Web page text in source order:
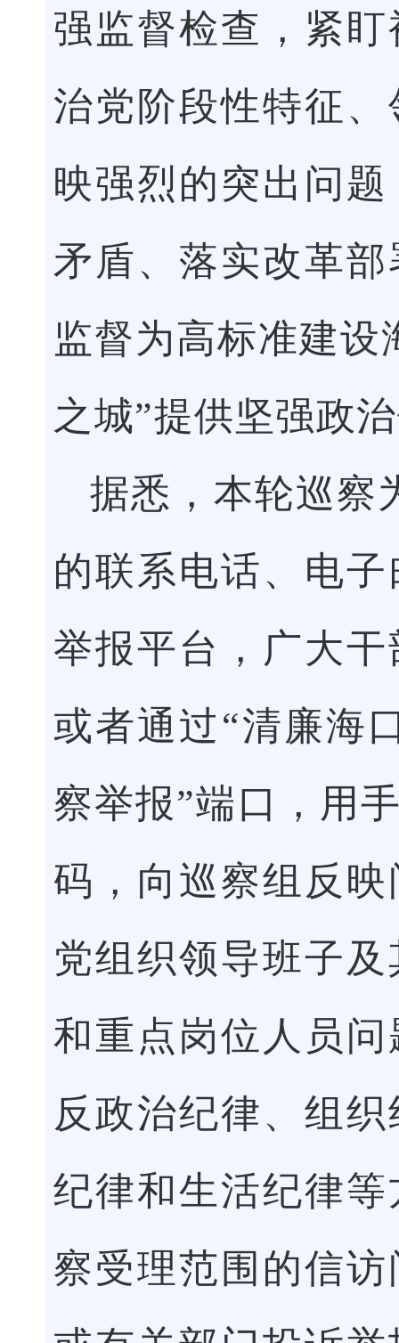
强监督检查，紧
治党阶段性特征
映强烈的突出问
矛盾、落实改革
监督为高标准建设
之城”提供坚强政
据悉，本轮巡察
的联系电话、电
举报平台，广大
或者通过“清廉海
察举报”端口，用
码，向巡察组反
党组织领导班子
和重点岗位人员
反政治纪律、组
纪律和生活纪律
察受理范围的信